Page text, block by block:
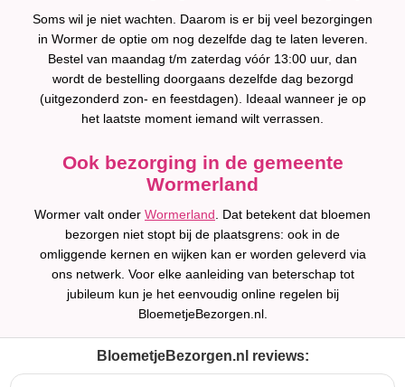
Soms wil je niet wachten. Daarom is er bij veel bezorgingen
in Wormer de optie om nog dezelfde dag te laten leveren.
Bestel van maandag t/m zaterdag vóór 13:00 uur, dan
wordt de bestelling doorgaans dezelfde dag bezorgd
(uitgezonderd zon- en feestdagen). Ideaal wanneer je op
het laatste moment iemand wilt verrassen.
Ook bezorging in de gemeente
Wormerland
Wormer valt onder Wormerland . Dat betekent dat bloemen
bezorgen niet stopt bij de plaatsgrens: ook in de
omliggende kernen en wijken kan er worden geleverd via
ons netwerk. Voor elke aanleiding van beterschap tot
jubileum kun je het eenvoudig online regelen bij
BloemetjeBezorgen.nl.
BloemetjeBezorgen.nl reviews: